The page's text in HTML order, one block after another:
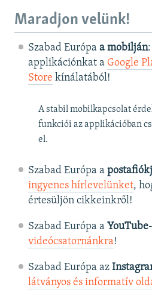
Maradjon velünk!
Szabad Európa a mobilján
applikációnkat a Google
Store kínálatából!
A stabil mobilkapcsolat
funkciói az applikációban
el.
Szabad Európa a
ingyenes hírlevelünket,
értesüljön cikkeinkről!
Szabad Európa a YouTube
videócsatornánkra!
Szabad Európa az
látványos és informatív